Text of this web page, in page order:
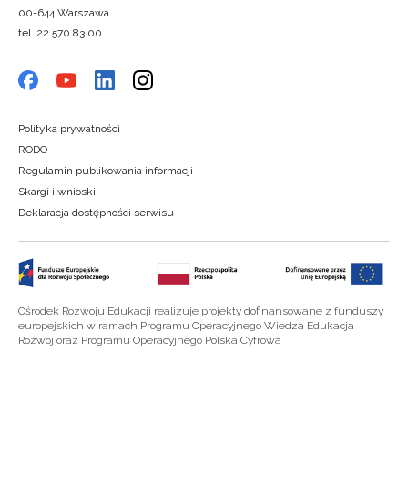
00-644 Warszawa
tel. 22 570 83 00
Polityka prywatności
RODO
Regulamin publikowania informacji
Skargi i wnioski
Deklaracja dostępności serwisu
Ośrodek Rozwoju Edukacji realizuje projekty dofinansowane z funduszy
europejskich w ramach Programu Operacyjnego Wiedza Edukacja
Rozwój oraz Programu Operacyjnego Polska Cyfrowa